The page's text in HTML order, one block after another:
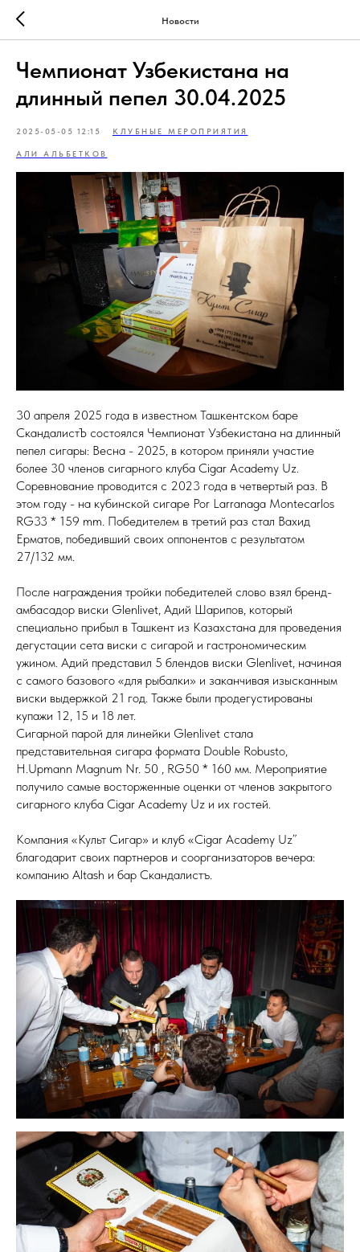
Новости
Чемпионат Узбекистана на
длинный пепел 30.04.2025
2025-05-05 12:15 КЛУБНЫЕ МЕРОПРИЯТИЯ
АЛИ АЛЬБЕТКОВ
30 апреля 2025 года в известном Ташкентском баре
СкандалистЪ состоялся Чемпионат Узбекистана на длинный
пепел сигары: Весна - 2025, в котором приняли участие
более 30 членов сигарного клуба Cigar Academy Uz.
Соревнование проводится с 2023 года в четвертый раз. В
этом году - на кубинской сигаре Por Larranaga Montecarlos
RG33 * 159 mm. Победителем в третий раз стал Вахид
Ерматов, победивший своих оппонентов с результатом
27/132 мм.
После награждения тройки победителей слово взял бренд-
амбасадор виски Glenlivet, Адий Шарипов, который
специально прибыл в Ташкент из Казахстана для проведения
дегустации сета виски с сигарой и гастрономическим
ужином. Адий представил 5 блендов виски Glenlivet, начиная
с самого базового «для рыбалки» и заканчивая изысканным
виски выдержкой 21 год. Также были продегустированы
купажи 12, 15 и 18 лет.
Сигарной парой для линейки Glenlivet стала
представительная сигара формата Double Robusto,
H.Upmann Magnum Nr. 50 , RG50 * 160 мм. Мероприятие
получило самые восторженные оценки от членов закрытого
сигарного клуба Cigar Academy Uz и их гостей.
Компания «Культ Сигар» и клуб «Cigar Academy Uz”
благодарит своих партнеров и соорганизаторов вечера:
компанию Altash и бар Скандалистъ.